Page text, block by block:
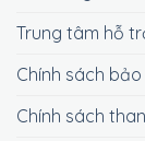
Trung tâm hỗ
Chính sách
Chính sách